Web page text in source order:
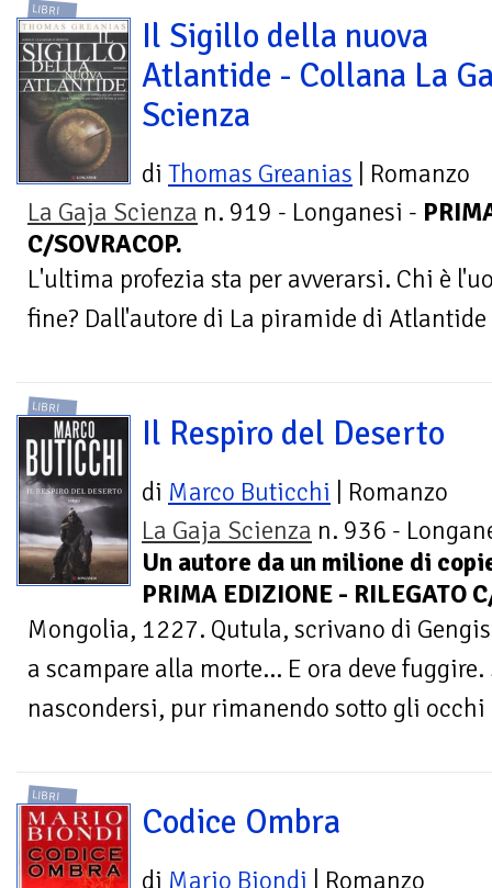
LIBRI
Il Sigillo della nuova
Atlantide - Collana La
Scienza
di Thomas Greanias | Romanzo
La Gaja Scienza n. 919 - Longanesi -
C/SOVRACOP.
L'ultima profezia sta per avverarsi. Chi è
fine? Dall'autore di La piramide di Atlantide
LIBRI
Il Respiro del Deserto
di Marco Buticchi | Romanzo
La Gaja Scienza n. 936 -
Un autore da un milione di
PRIMA EDIZIONE - RILEGATO
Mongolia, 1227. Qutula, scrivano di
a scampare alla morte... E ora deve
nascondersi, pur rimanendo sotto gli
LIBRI
Codice Ombra
di Mario Biondi | Romanzo